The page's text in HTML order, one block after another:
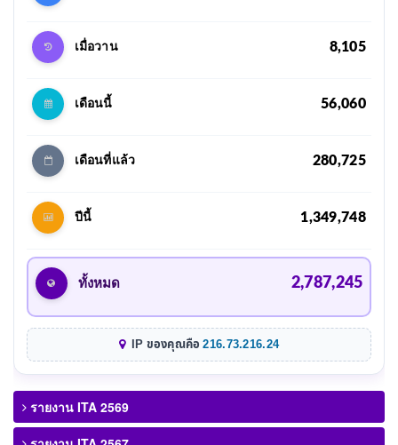
เมื่อวาน 8,105
เดือนนี้ 56,060
เดือนที่แล้ว 280,725
ปีนี้ 1,349,748
ทั้งหมด 2,787,245
IP ของคุณคือ216.73.216.24
รายงาน ITA 2569